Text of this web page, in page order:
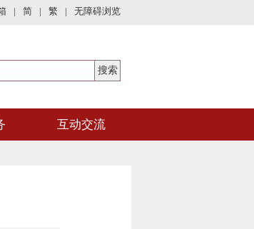
| 简 | 繁 | 无障碍浏览
互动交流